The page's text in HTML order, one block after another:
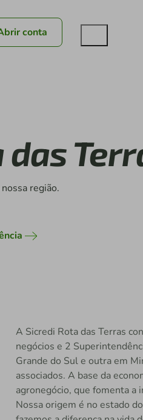
conta
das
região.
A Sicredi Rota das Terras
negócios e 2
Grande do Sul e outra em
associados. A base da
agronegócio, que fomenta a
Nossa origem é no estado